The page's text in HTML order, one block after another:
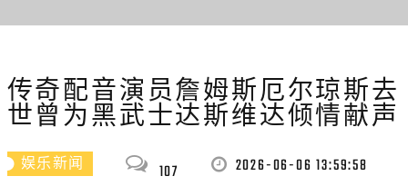
传奇配音演员詹姆斯厄尔琼斯去
世曾为黑武士达斯维达倾情献声
娱乐新闻 107 2026-06-06 13:59:58